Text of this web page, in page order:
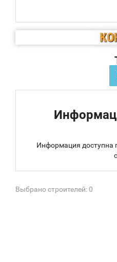
Информация доступна
Выбрано строителей: 0